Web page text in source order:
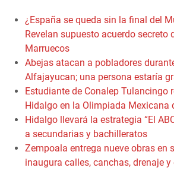
¿España se queda sin la final del
Revelan supuesto acuerdo secreto
Marruecos
Abejas atacan a pobladores
Alfajayucan; una persona estaría
Estudiante de Conalep Tulancingo
Hidalgo en la Olimpiada Mexicana
Hidalgo llevará la estrategia “El
a secundarias y bachilleratos
Zempoala entrega nueve obras en
inaugura calles, canchas, drenaje y